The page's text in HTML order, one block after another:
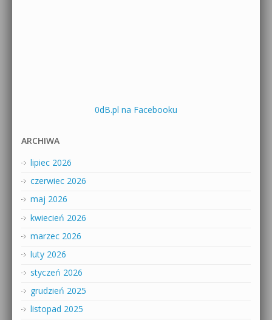
0dB.pl na Facebooku
ARCHIWA
lipiec 2026
czerwiec 2026
maj 2026
kwiecień 2026
marzec 2026
luty 2026
styczeń 2026
grudzień 2025
listopad 2025